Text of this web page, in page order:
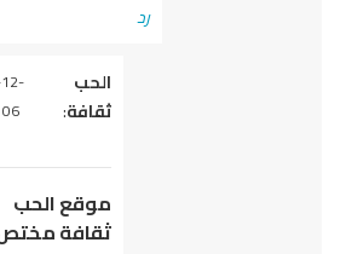
رد
يقول
الحب
ثقافة:
موقع الحب
ثقافة